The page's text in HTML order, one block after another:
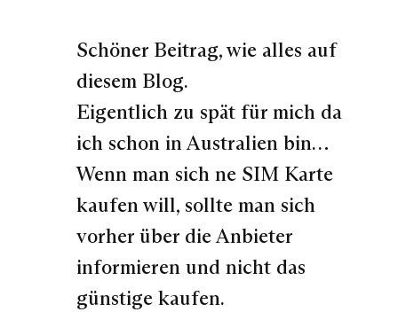
Schöner Beitrag, wie alles auf
diesem Blog.
Eigentlich zu spät für mich da
ich schon in Australien bin…
Wenn man sich ne SIM Karte
kaufen will, sollte man sich
vorher über die Anbieter
informieren und nicht das
günstige kaufen.